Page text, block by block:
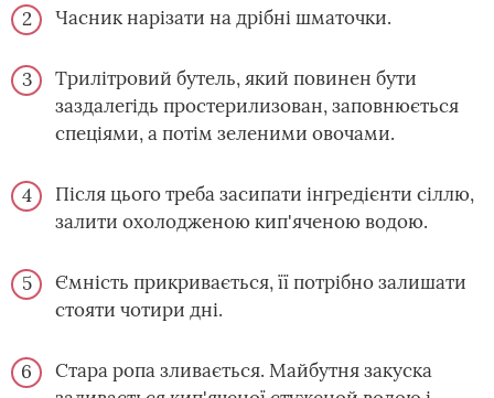
Часник нарізати на дрібні шматочки.
Трилітровий бутель, який повинен бути
заздалегідь простерилизован, заповнюється
спеціями, а потім зеленими овочами.
Після цього треба засипати інгредієнти сіллю,
залити охолодженою кип'яченою водою.
Ємність прикривається, її потрібно залишати
стояти чотири дні.
Стара ропа зливається. Майбутня закуска